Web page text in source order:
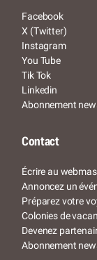
Facebook
X (Twitter)
Instagram
You Tube
Tik Tok
Linkedin
Abonnement
Contact
Écrire au
Annoncez un
Préparez votre
Colonies de
Devenez
Abonnement